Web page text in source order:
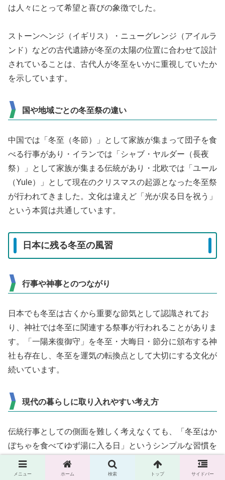
は人々にとって希望と喜びの象徴でした。
ストーンヘンジ（イギリス）・ニューグレンジ（アイルラ
ンド）などの古代遺跡が冬至の太陽の位置に合わせて設計
されていることは、古代人が冬至をいかに重視していたか
を示しています。
国や地域ごとの冬至祭の違い
中国では「冬至（冬節）」として家族が集まって団子を食
べる行事があり・イランでは「シャブ・ヤルダー（長夜
祭）」として家族が集まる伝統があり・北欧では「ユール
（Yule）」として現在のクリスマスの起源となった冬至祭
が行われてきました。文化は違えど「光が戻る日を祝う」
という本質は共通しています。
日本に残る冬至の風習
行事や神事とのつながり
日本でも冬至は古くから重要な節気として認識されてお
り、神社では冬至に関連する祭事が行われることがありま
す。「一陽来復御守」を冬至・大晦日・節分に頒布する神
社も存在し、冬至を運気の転換点として大切にする文化が
続いています。
現代の暮らしに取り入れやすい考え方
伝統行事としての側面を難しく考えなくても、「冬至はか
ぼちゃを食べてゆず湯に入る日」というシンプルな習慣を
家族で楽しむことが、日本の食文化・季節感・行事の良さ
を暮らしの中に自然に取り入れる方法になります。
メニュー ホーム 検索 トップ サイドバー